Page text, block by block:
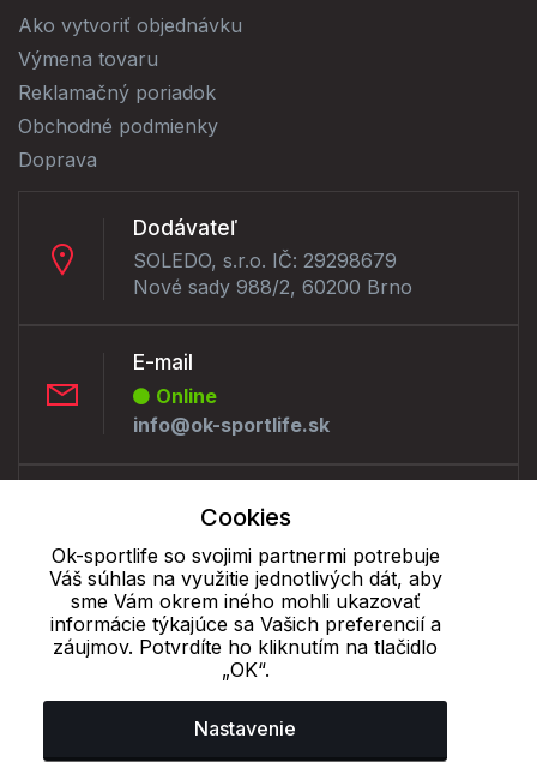
Ako vytvoriť objednávku
Výmena tovaru
Reklamačný poriadok
Obchodné podmienky
Doprava
Dodávateľ
SOLEDO, s.r.o. IČ: 29298679
Nové sady 988/2, 60200 Brno
E-mail
Online
info@ok-sportlife.sk
Offline
+421 277 270 090
Cookie - podrobné nastavenie| Ďalšie informácie|Spracovanie
osobných údajov
Cookies
Ok-sportlife so svojimi partnermi potrebuje
Váš súhlas na využitie jednotlivých dát, aby
sme Vám okrem iného mohli ukazovať
informácie týkajúce sa Vašich preferencií a
záujmov. Potvrdíte ho kliknutím na tlačidlo
„OK“.
Nastavenie